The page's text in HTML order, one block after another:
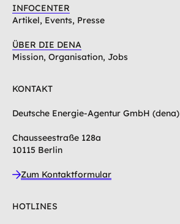
INFOCENTER
Artikel, Events, Presse
ÜBER DIE DENA
Mission, Organisation, Jobs
KONTAKT
Deutsche Energie-Agentur GmbH (dena)
Chausseestraße 128a
10115 Berlin
Zum Kontaktformular
HOTLINES